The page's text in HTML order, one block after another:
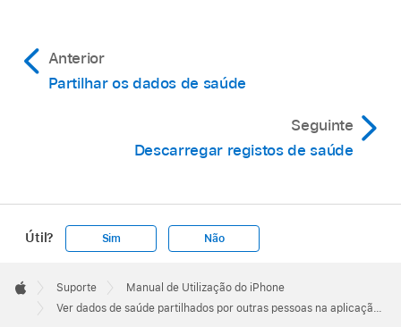
Anterior
Partilhar os dados de saúde
Seguinte
Descarregar registos de saúde
Útil? Sim Não
Footer

Apple
Suporte
Manual de Utilização do iPhone
Ver dados de saúde partilhados por outras pessoas na aplicação Saúde no iPhone